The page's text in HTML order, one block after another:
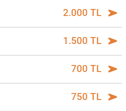
2.000 TL
1.500 TL
700 TL
750 TL